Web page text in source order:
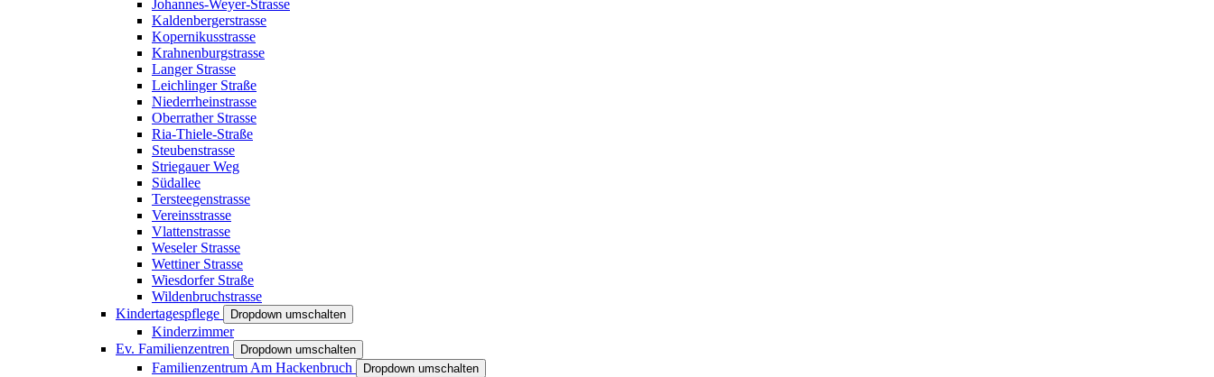
Johannes-Weyer-Strasse
Kaldenbergerstrasse
Kopernikusstrasse
Krahnenburgstrasse
Langer Strasse
Leichlinger Straße
Niederrheinstrasse
Oberrather Strasse
Ria-Thiele-Straße
Steubenstrasse
Striegauer Weg
Südallee
Tersteegenstrasse
Vereinsstrasse
Vlattenstrasse
Weseler Strasse
Wettiner Strasse
Wiesdorfer Straße
Wildenbruchstrasse
Kindertagespflege
Dropdown umschalten
Kinderzimmer
Ev. Familienzentren
Dropdown umschalten
Familienzentrum Am Hackenbruch Dropdown umschalten